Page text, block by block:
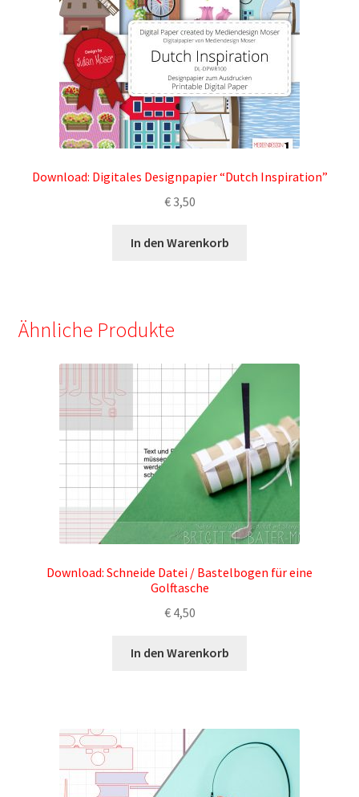
Download: Digitales Designpapier “Dutch Inspiration”
€3,50
In den Warenkorb
Ähnliche Produkte
Download: Schneide Datei / Bastelbogen für eine
Golftasche
€4,50
In den Warenkorb